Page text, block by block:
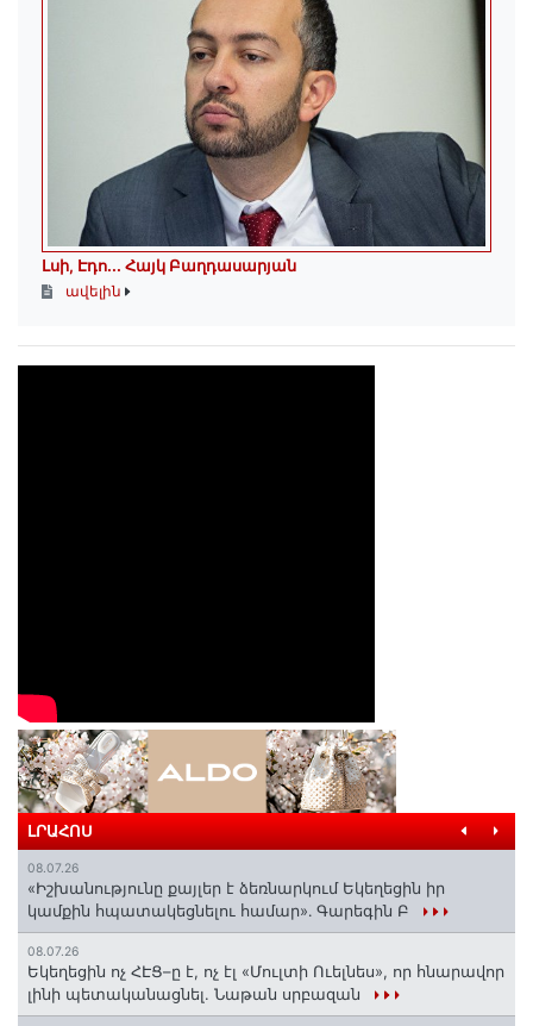
Լսի, Էդո․․․ Հայկ Բաղդասարյան
ավելին
ԼՐԱՀՈՍ
08.07.26
«Իշխանությունը քայլեր է ձեռնարկում Եկեղեցին իր
կամքին հպատակեցնելու համար»․ Գարեգին Բ
08.07.26
Եկեղեցին ոչ ՀԷՑ–ը է, ոչ էլ «Մուլտի Ուելնես», որ հնարավոր
լինի պետականացնել. Նաթան սրբազան